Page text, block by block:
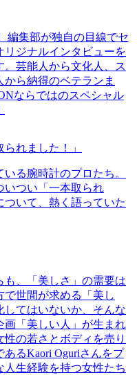
編集部が独自の目線でセ
リジナルインタビューを
芸能人から文化人、ス
ら納得のベテランま
ならではのスペシャル
れました！」
る腕時計のプロたち。
いつい「一本取られ
いて、熱く語っていた
も、「美しさ」の需要は
世間が求める「美し
してはいないか、そんな
画「美しい人」が生まれ
の若さとボディを売り
るKaori Oguriさんをプ
人生経験を持つ女性たち